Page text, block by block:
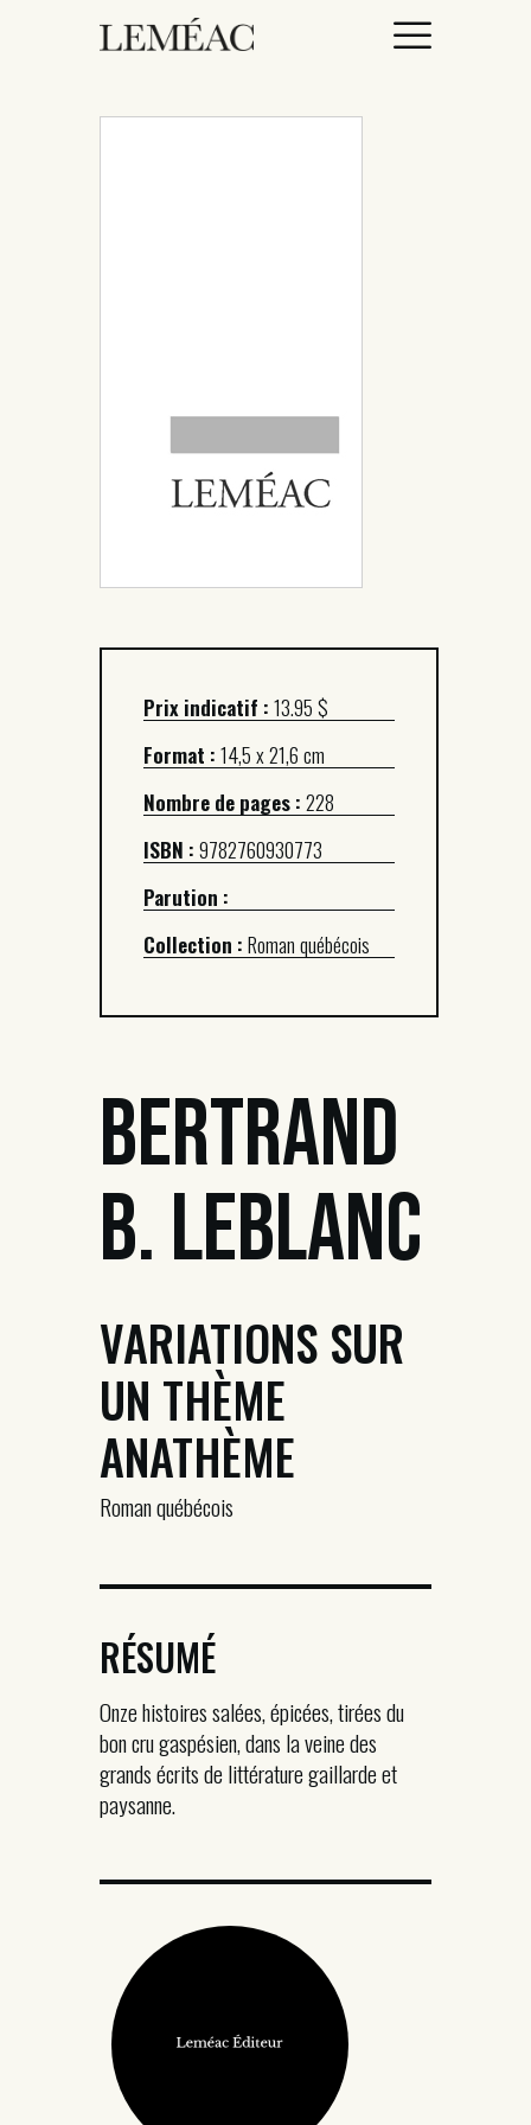
À PROPOS
Prix indicatif :13.95 $
Format :14,5 x 21,6 cm
Nombre de pages :228
ISBN :9782760930773
Parution :
Collection :Roman québécois
Bertrand
B. Leblanc
VARIATIONS SUR
UN THÈME
ANATHÈME
Roman québécois
RÉSUMÉ
Onze histoires salées, épicées, tirées du
bon cru gaspésien, dans la veine des
grands écrits de littérature gaillarde et
paysanne.